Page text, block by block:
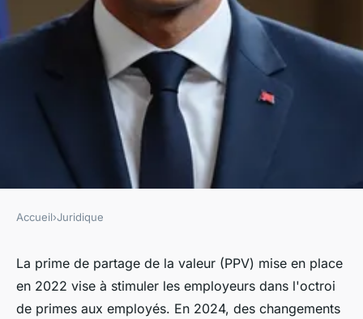
Tout savoir sur la ppv prime
macron en 2024
Accueil›Juridique
La prime de partage de la valeur (PPV) mise en place
en 2022 vise à stimuler les employeurs dans l'octroi
de primes aux employés. En 2024, des changements